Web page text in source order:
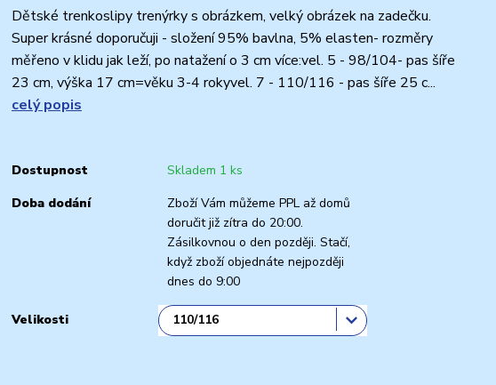
Dětské trenkoslipy trenýrky s obrázkem, velký obrázek na zadečku.
Super krásné doporučuji - složení 95% bavlna, 5% elasten- rozměry
měřeno v klidu jak leží, po natažení o 3 cm více:vel. 5 - 98/104- pas šíře
23 cm, výška 17 cm=věku 3-4 rokyvel. 7 - 110/116 - pas šíře 25 c...
celý popis
Dostupnost
Skladem 1 ks
Doba dodání
Zboží Vám můžeme PPL až domů
doručit již zítra do 20:00.
Zásilkovnou o den později. Stačí,
když zboží objednáte nejpozději
dnes do 9:00
Velikosti